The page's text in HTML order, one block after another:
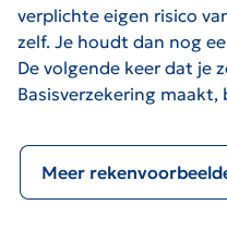
verplichte eigen risico
zelf. Je houdt dan nog
De volgende keer dat je
Basisverzekering maakt,
Meer